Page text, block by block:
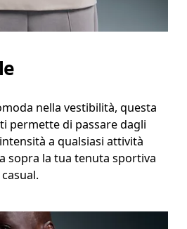
nella vestibilità, questa
permette di passare dagli
a qualsiasi attività
sopra la tua tenuta sportiva